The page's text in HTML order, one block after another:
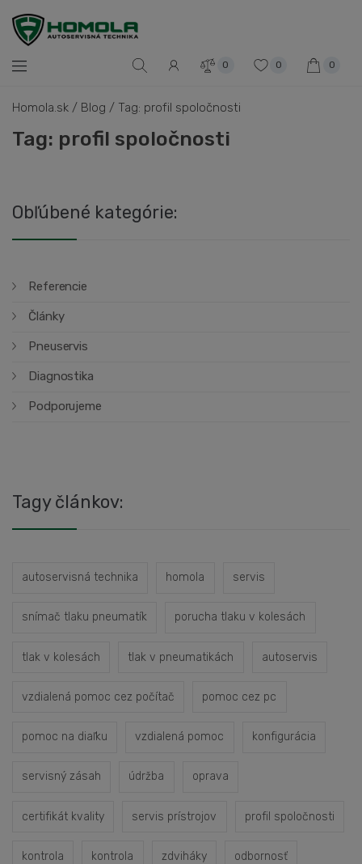
0 0 0
Homola.sk / Blog / Tag: profil spoločnosti
Tag: profil spoločnosti
Obľúbené kategórie:
Referencie
Články
Pneuservis
Diagnostika
Podporujeme
Tagy článkov:
autoservisná technika homola servis
snímač tlaku pneumatík porucha tlaku v kolesách
tlak v kolesách tlak v pneumatikách autoservis
vzdialená pomoc cez počítač pomoc cez pc
pomoc na diaľku vzdialená pomoc konfigurácia
servisný zásah údržba oprava
certifikát kvality servis prístrojov profil spoločnosti
kontrola kontrola zdviháky odbornosť